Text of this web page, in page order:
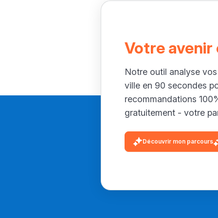
Votre avenir
Notre outil analyse
ville en 90 secondes
recommandations
gratuitement - votre
Découvrir mon parcours